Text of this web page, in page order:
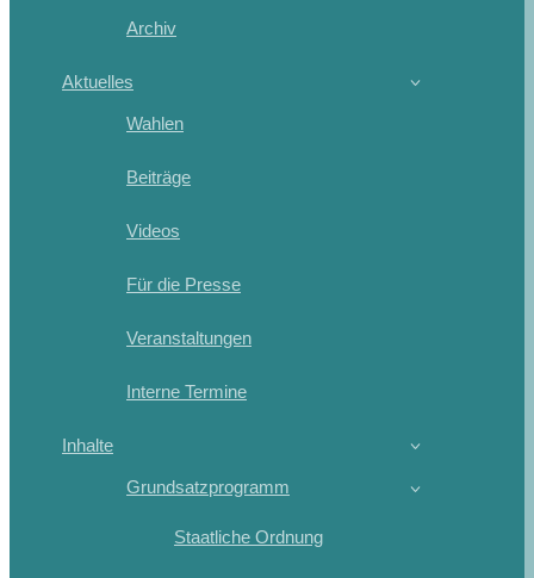
Archiv
Aktuelles
Wahlen
Beiträge
Videos
Für die Presse
Veranstaltungen
Interne Termine
Inhalte
Grundsatzprogramm
Staatliche Ordnung